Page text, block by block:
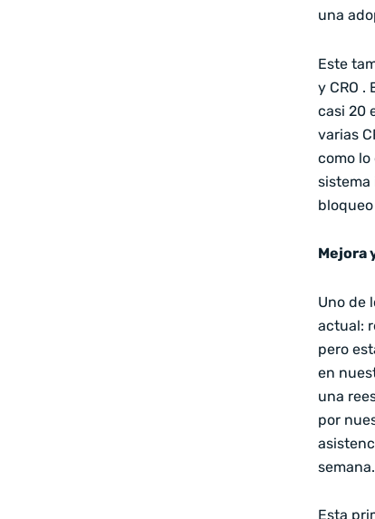
una
Este
y CRO
casi 20
varias
como lo
sistema
Mejora
Uno de
actual:
pero
en
una
por
semana.
Esta